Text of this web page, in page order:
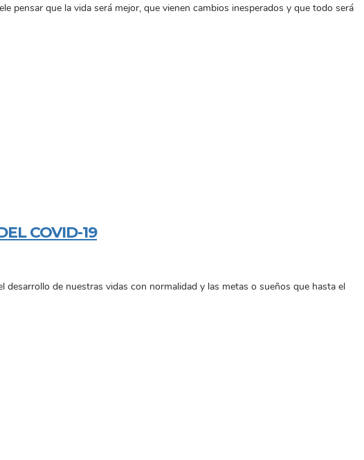
pensar que la vida será mejor, que vienen cambios inesperados y que todo será
COVID-19
de nuestras vidas con normalidad y las metas o sueños que hasta el